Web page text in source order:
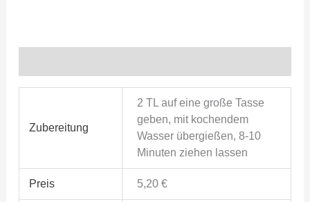
Zubereitung
2 TL auf eine große Tasse
geben, mit kochendem
Wasser übergießen, 8-10
Minuten ziehen lassen
Preis 5,20 €